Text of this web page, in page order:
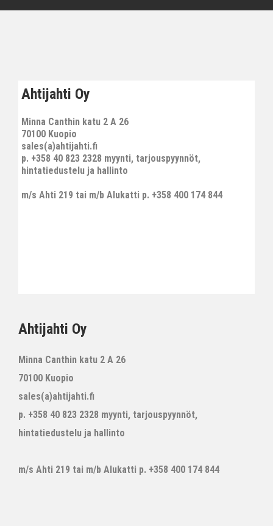
Ahtijahti Oy
Minna Canthin katu 2 A 26
70100 Kuopio
sales(a)ahtijahti.fi
p. +358 40 823 2328 myynti, tarjouspyynnöt,
hintatiedustelu ja hallinto
m/s Ahti 219 tai m/b Alukatti p. +358 400 174 844
Ahtijahti Oy
Minna Canthin katu 2 A 26
70100 Kuopio
sales(a)ahtijahti.fi
p. +358 40 823 2328 myynti, tarjouspyynnöt,
hintatiedustelu ja hallinto
m/s Ahti 219 tai m/b Alukatti p. +358 400 174 844